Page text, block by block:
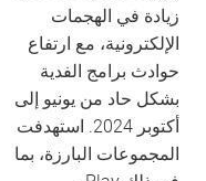
زيادة في الهجمات
الإلكترونية، مع ارتفاع
حوادث برامج الفدية
بشكل حاد من يونيو إلى
أكتوبر 2024. استهدفت
المجموعات البارزة، بما